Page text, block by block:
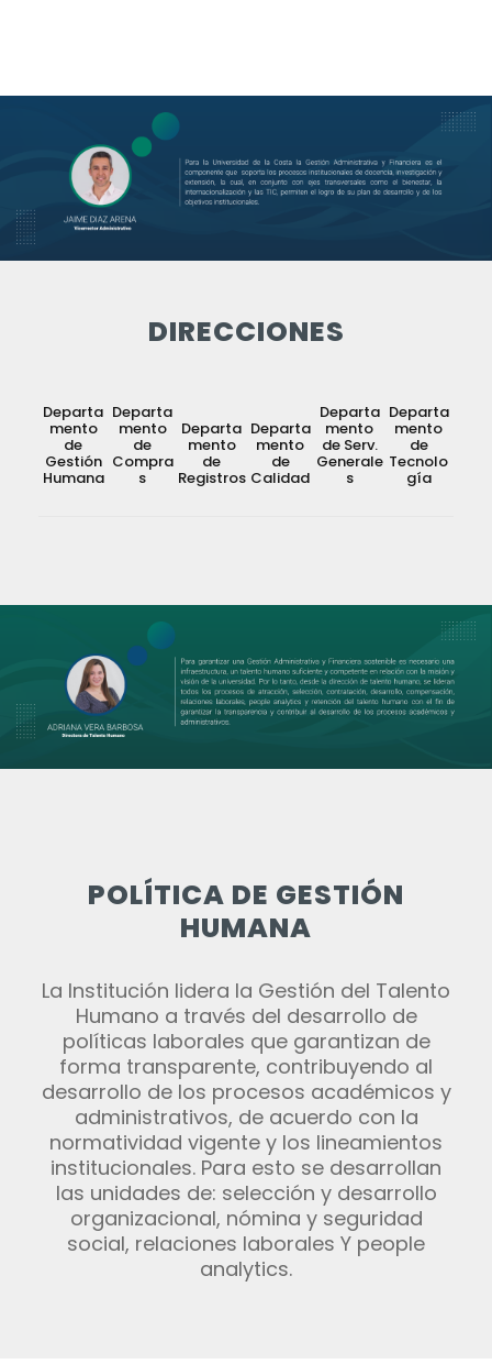
DIRECCIONES
Departa
mento
de
Gestión
Humana
Departa
mento
de
Compra
s
Departa
mento
de
Registros
Departa
mento
de
Calidad
Departa
mento
de Serv.
Generale
s
Departa
mento
de
Tecnolo
gía
POLÍTICA DE GESTIÓN
HUMANA
La Institución lidera la Gestión del Talento
Humano a través del desarrollo de
políticas laborales que garantizan de
forma transparente, contribuyendo al
desarrollo de los procesos académicos y
administrativos, de acuerdo con la
normatividad vigente y los lineamientos
institucionales. Para esto se desarrollan
las unidades de: selección y desarrollo
organizacional, nómina y seguridad
social, relaciones laborales Y people
analytics.